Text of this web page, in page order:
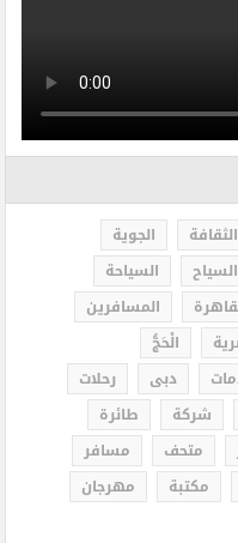
الثقافة
الجوية
السياح
السياحة
المسافرين
الْحَجُّ
دبى
رحلات
شركة
طائرة
متحف
مسافر
مكتبة
مهرجان